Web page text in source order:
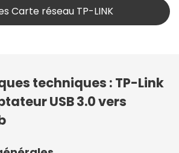
Carte réseau TP-LINK
techniques : TP-Link
USB 3.0 vers